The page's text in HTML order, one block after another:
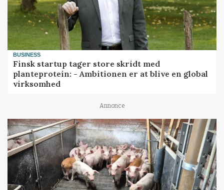
BUSINESS
Finsk startup tager store skridt med
planteprotein: - Ambitionen er at blive en global
virksomhed
Annonce